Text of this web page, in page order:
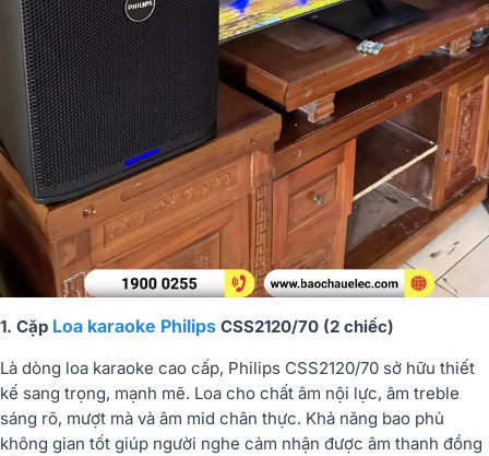
1. Cặp Loa karaoke Philips CSS2120/70 (2 chiếc)
Là dòng loa karaoke cao cấp, Philips CSS2120/70 sở hữu thiết
kế sang trọng, mạnh mẽ. Loa cho chất âm nội lực, âm treble
sáng rõ, mượt mà và âm mid chân thực. Khả năng bao phủ
không gian tốt giúp người nghe cảm nhận được âm thanh đồng